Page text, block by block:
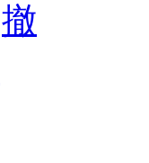
撤